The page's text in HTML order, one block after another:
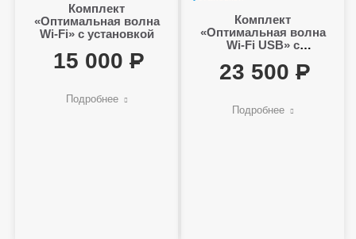
Комплект
«Оптимальная волна
Wi-Fi» с установкой
15 000
Подробнее
Комплект
«Оптимальная волна
Wi-Fi USB» с
23 500
Подробнее